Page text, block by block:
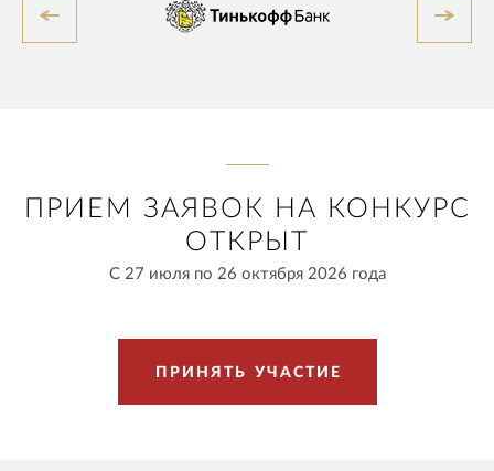
ПРИЕМ ЗАЯВОК НА КОНКУРС
ОТКРЫТ
С 27 июля по 26 октября 2026 года
П Р И Н Я Т Ь УЧ АСТ И Е